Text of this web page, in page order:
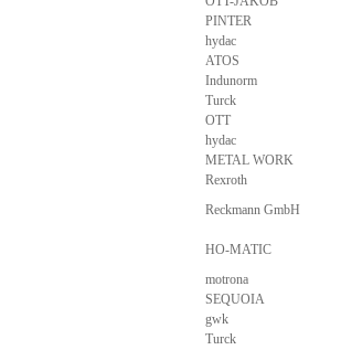
PINTER
hydac
ATOS
Indunorm
Turck
OTT
hydac
METAL WORK
Rexroth
Reckmann GmbH
HO-MATIC
motrona
SEQUOIA
gwk
Turck